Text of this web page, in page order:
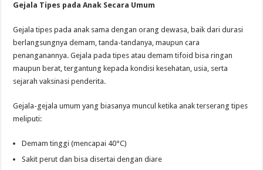
Gejala Tipes pada Anak Secara Umum
Gejala tipes pada anak sama dengan orang dewasa, baik dari durasi
berlangsungnya demam, tanda-tandanya, maupun cara
penanganannya. Gejala pada tipes atau demam tifoid bisa ringan
maupun berat, tergantung kepada kondisi kesehatan, usia, serta
sejarah vaksinasi penderita.
Gejala-gejala umum yang biasanya muncul ketika anak terserang tipes
meliputi:
Demam tinggi (mencapai 40°C)
Sakit perut dan bisa disertai dengan diare